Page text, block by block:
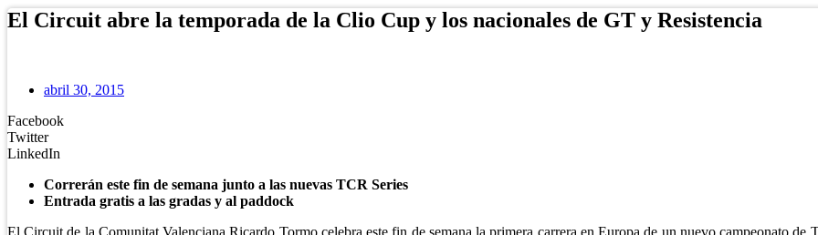
El Circuit abre la temporada de la Clio Cup y los nacionales de GT y Resistencia
abril 30, 2015
Facebook
Twitter
LinkedIn
Correrán este fin de semana junto a las nuevas TCR Series
Entrada gratis a las gradas y al paddock
El Circuit de la Comunitat Valenciana Ricardo Tormo celebra este fin de semana la primera carrera en Europa de un nuevo campeonato